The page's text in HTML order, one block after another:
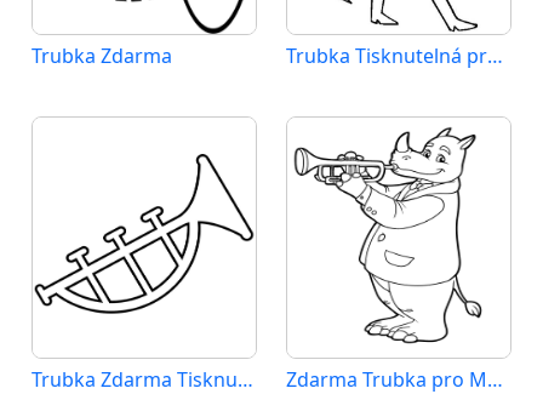
Trubka Zdarma Trubka Tisknutelná pro Děti
Trubka Zdarma Tisknutelná Zdarma Trubka pro Malé Děti